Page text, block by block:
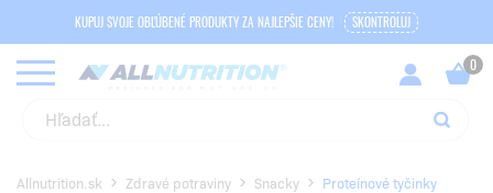
KUPUJ SVOJE OBĽÚBENÉ PRODUKTY ZA NAJLEPŠIE CENY! SKONTROLUJ
Allnutrition.sk Zdravé potraviny Snacky Proteínové tyčinky